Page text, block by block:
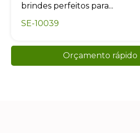
brindes perfeitos para...
SE-10039
Orçamento rápido